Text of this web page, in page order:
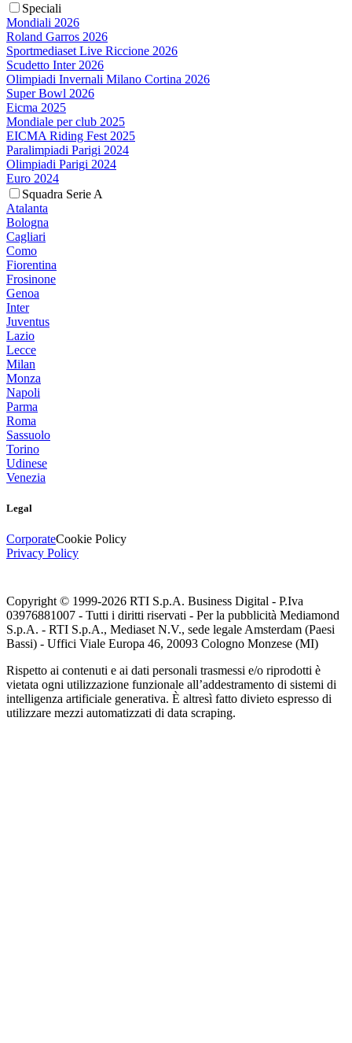
Speciali
Mondiali 2026
Roland Garros 2026
Sportmediaset Live Riccione 2026
Scudetto Inter 2026
Olimpiadi Invernali Milano Cortina 2026
Super Bowl 2026
Eicma 2025
Mondiale per club 2025
EICMA Riding Fest 2025
Paralimpiadi Parigi 2024
Olimpiadi Parigi 2024
Euro 2024
Squadra Serie A
Atalanta
Bologna
Cagliari
Como
Fiorentina
Frosinone
Genoa
Inter
Juventus
Lazio
Lecce
Milan
Monza
Napoli
Parma
Roma
Sassuolo
Torino
Udinese
Venezia
Legal
CorporateCookie Policy
Privacy Policy
Copyright © 1999-2026 RTI S.p.A. Business Digital - P.Iva
03976881007 - Tutti i diritti riservati - Per la pubblicità Mediamond
S.p.A. - RTI S.p.A., Mediaset N.V., sede legale Amsterdam (Paesi
Bassi) - Uffici Viale Europa 46, 20093 Cologno Monzese (MI)
Rispetto ai contenuti e ai dati personali trasmessi e/o riprodotti è
vietata ogni utilizzazione funzionale all’addestramento di sistemi di
intelligenza artificiale generativa. È altresì fatto divieto espresso di
utilizzare mezzi automatizzati di data scraping.